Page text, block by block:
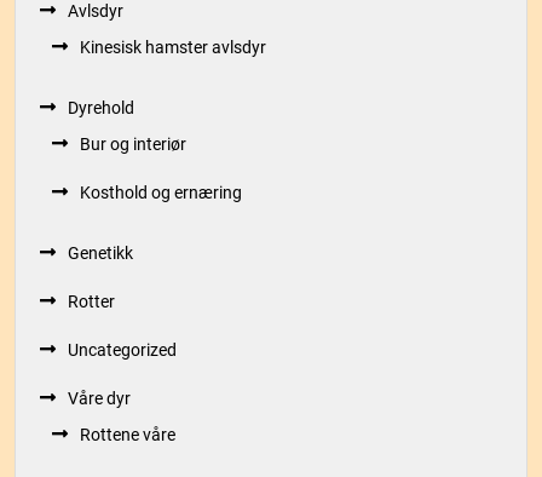
Avlsdyr
Kinesisk hamster avlsdyr
Dyrehold
Bur og interiør
Kosthold og ernæring
Genetikk
Rotter
Uncategorized
Våre dyr
Rottene våre